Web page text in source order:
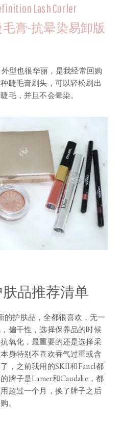
Lash Curler
毛膏-抗晕染易卸版
型也很华丽，是我经常回购
睫毛膏刷头，可以轻松刷出
毛，并且不会晕染。
品推荐清单
的护肤品，全都很喜欢，无一
偏干性，选择保养品的时候
氧化，最重要的还是选择采
身特别不喜欢香气过重或含
，之前我用的SKII和Fancl都
牌子是Lamer和Caudalie，都
超过一个月，换了牌子之后
。